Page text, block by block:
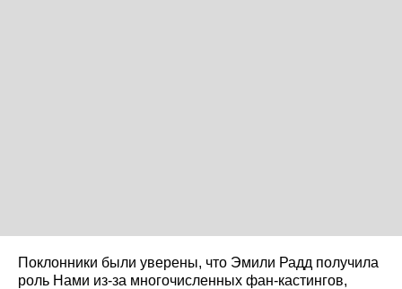
Поклонники были уверены, что Эмили Радд получила
роль Нами из-за многочисленных фан-кастингов,